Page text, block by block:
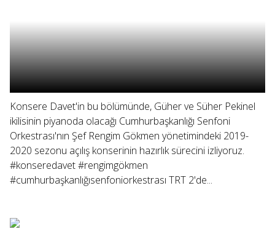
Konsere Davet'in bu bölümünde, Güher ve Süher Pekinel
ikilisinin piyanoda olacağı Cumhurbaşkanlığı Senfoni
Orkestrası'nın Şef Rengim Gökmen yönetimindeki 2019-
2020 sezonu açılış konserinin hazırlık sürecini izliyoruz.
#konseredavet #rengimgökmen
#cumhurbaşkanlığısenfoniorkestrası TRT 2'de...